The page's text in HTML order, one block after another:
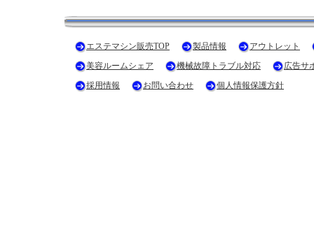
エステマシン販売TOP 製品情報
アウトレット
美容ルームシェア
機械故障トラブル対応
広告サ
採用情報
お問い合わせ 個人情報保護方針